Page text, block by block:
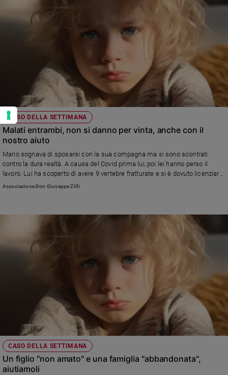
CASO DELLA SETTIMANA
Malati entrambi, non si danno per vinta, anche con il
nostro aiuto
Mario sognava di sposarsi con la sua compagna ma si sono scontrati
contro la dura realtà. A causa del Covid prima lui, poi lei hanno perso il
lavoro. Lui ha scoperto di avere 9 vertebre fratturate e si è dovuto licenziare
dal lavoro di magazziniere. Anche la sua compagna è stata male, operata
Associazione Don Giuseppe Zilli
CASO DELLA SETTIMANA
Un figlio "non amato" e una famiglia "abbandonata",
aiutiamoli